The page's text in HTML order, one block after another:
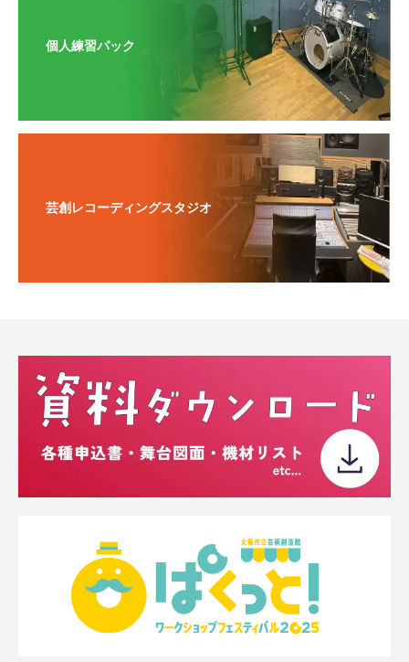
個人練習パック
芸創レコーディングスタジオ